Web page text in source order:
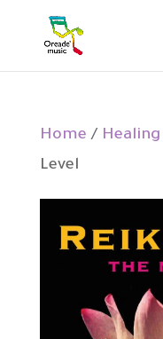
Home / Healing
Level